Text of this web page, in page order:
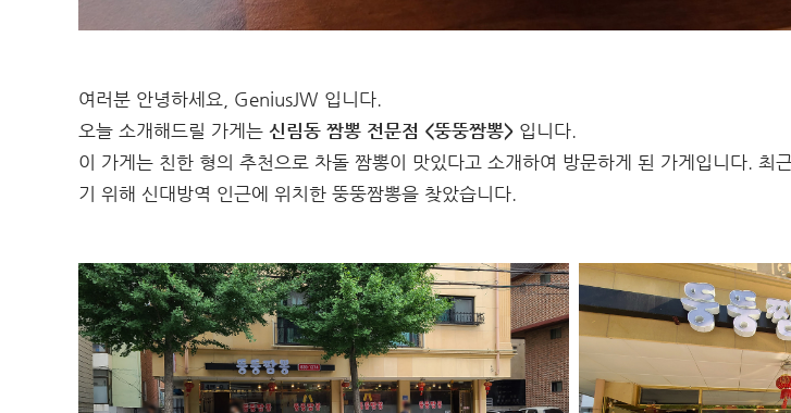
여러분 안녕하세요, GeniusJW 입니다.
오늘 소개해드릴 가게는 신림동 짬뽕 전문점 <뚱뚱짬뽕> 입니다.
이 가게는 친한 형의 추천으로 차돌 짬뽕이 맛있다고 소개하여 방문하게 된 가게입니다. 최
기 위해 신대방역 인근에 위치한 뚱뚱짬뽕을 찾았습니다.